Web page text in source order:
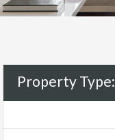
Property Type: